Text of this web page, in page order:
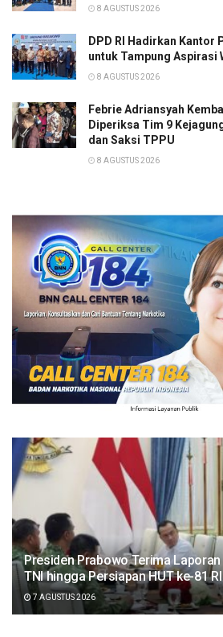
8 AGUSTUS 2026
DPD RI Hadirkan Kantor
untuk Tampung Aspirasi
8 AGUSTUS 2026
Febrie Adriansyah
Diperiksa Tim 9
dan Saksi TPPU
8 AGUSTUS 2026
Presiden Prabowo Terima
TNI hingga Persiapan HUT ke-81 RI
7 AGUSTUS 2026